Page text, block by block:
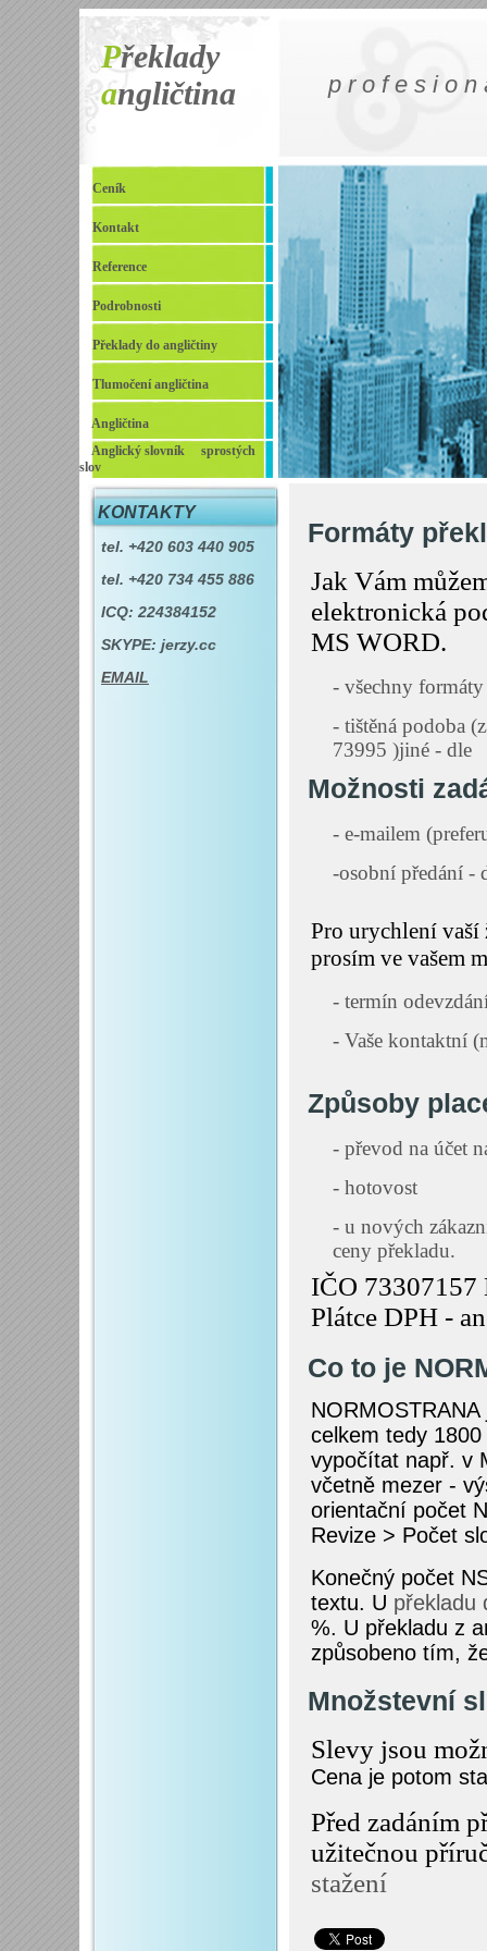
Překlady
angličtina p r o f e s i o
Ceník
Kontakt
Reference
Podrobnosti
Překlady do angličtiny
Tlumočení angličtina
Angličtina
Anglický slovník sprostých
slov
KONTAKTY
tel. +420 603 440 905
tel. +420 734 455 886
ICQ: 224384152
SKYPE: jerzy.cc
EMAIL
Formáty
Jak Vám
elektronická
MS WORD.
- všechny
- tištěná podoba
73995 )jiné -
Možnosti
- e-mailem
-osobní předání -
Pro urychlení vaší
prosím ve vašem
- termín
- Vaše kontaktní
Způsoby
- převod na účet
- hotovost
- u nových
ceny překladu.
IČO
Plátce DPH -
Co to je
celkem tedy
vypočítat např. v
včetně mezer -
orientační počet
Revize > Počet
Konečný počet
textu. U překladu
%. U překladu z
způsobeno tím,
Množstevní
Slevy jsou
Cena je potom
Před zadáním
užitečnou
stažení